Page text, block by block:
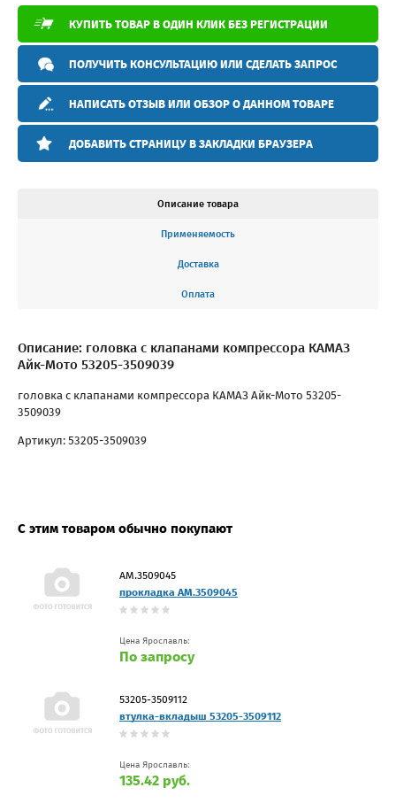
КУПИТЬ ТОВАР В ОДИН КЛИК БЕЗ РЕГИСТРАЦИИ
ПОЛУЧИТЬ КОНСУЛЬТАЦИЮ ИЛИ СДЕЛАТЬ ЗАПРОС
НАПИСАТЬ ОТЗЫВ ИЛИ ОБЗОР О ДАННОМ ТОВАРЕ
ДОБАВИТЬ СТРАНИЦУ В ЗАКЛАДКИ БРАУЗЕРА
Описание товара
Применяемость
Доставка
Оплата
Описание: головка с клапанами компрессора КАМАЗ
Айк-Мото 53205-3509039
головка с клапанами компрессора КАМАЗ Айк-Мото 53205-
3509039
Артикул: 53205-3509039
С этим товаром обычно покупают
АМ.3509045
прокладка АМ.3509045
Цена Ярославль:
По запросу
53205-3509112
втулка-вкладыш 53205-3509112
Цена Ярославль:
135.42 руб.